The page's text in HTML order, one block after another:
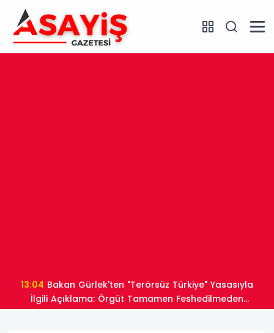
13:04
İlgili Açıklama: Örgüt Tamamen Feshedilmeden
Düzenleme Yürürlüğe Girmeyecek